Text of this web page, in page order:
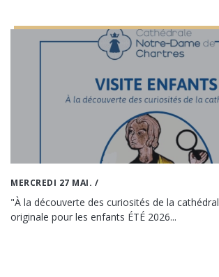
MERCREDI 27 MAI. /
"À la découverte des curiosités de la
originale pour les enfants ÉTÉ 2026...